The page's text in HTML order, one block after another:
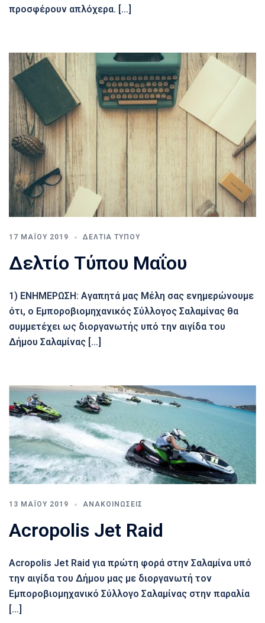
προσφέρουν απλόχερα. […]
17 ΜΑΪ́ΟΥ 2019 ΔΕΛΤΊΑ ΤΎΠΟΥ
Δελτίο Τύπου Μαΐου
1) ΕΝΗΜΕΡΩΣΗ: Αγαπητά μας Μέλη σας ενημερώνουμε
ότι, ο Εμποροβιομηχανικός Σύλλογος Σαλαμίνας θα
συμμετέχει ως διοργανωτής υπό την αιγίδα του
Δήμου Σαλαμίνας […]
13 ΜΑΪ́ΟΥ 2019 ΑΝΑΚΟΙΝΏΣΕΙΣ
Acropolis Jet Raid
Acropolis Jet Raid για πρώτη φορά στην Σαλαμίνα υπό
την αιγίδα του Δήμου μας με διοργανωτή τον
Εμποροβιομηχανικό Σύλλογο Σαλαμίνας στην παραλία
[…]